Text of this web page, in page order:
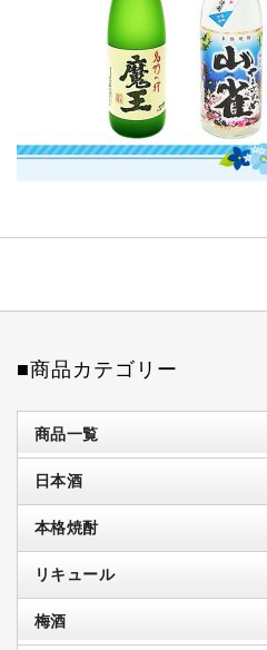
■商品カテゴリー
商品一覧
日本酒
本格焼酎
リキュール
梅酒